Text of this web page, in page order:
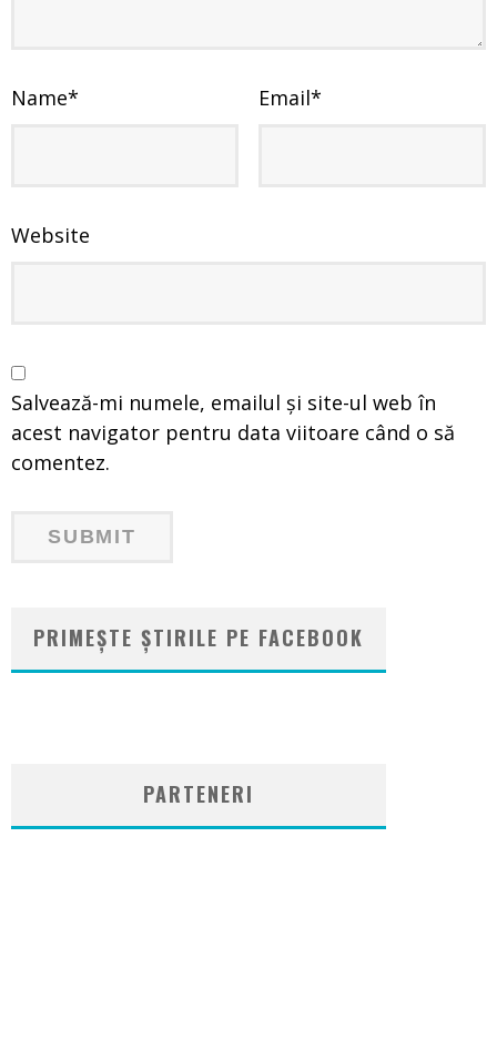
Name* Email*
Website
Salvează-mi numele, emailul și site-ul web în
acest navigator pentru data viitoare când o să
comentez.
PRIMEȘTE ȘTIRILE PE FACEBOOK
PARTENERI